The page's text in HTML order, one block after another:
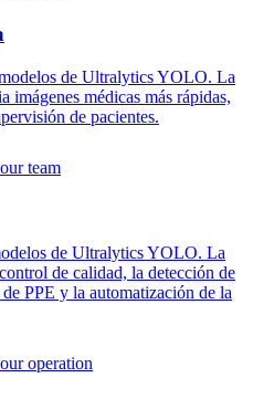
de Ultralytics YOLO. La
imágenes médicas más rápidas,
de pacientes.
de Ultralytics YOLO. La
de calidad, la detección de
PPE y la automatización de la